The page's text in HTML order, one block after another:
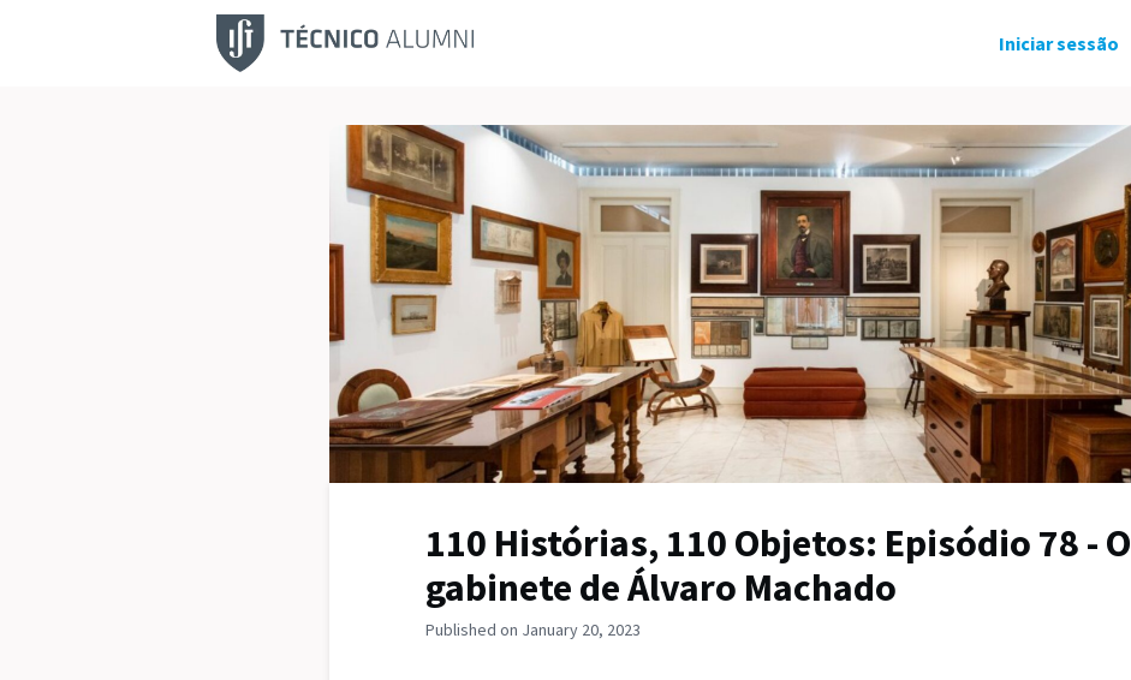
Notícias Carreira
Iniciar sessão
110 Histórias, 110 Objetos: Episódio 78 - O
gabinete de Álvaro Machado
Published on January 20, 2023